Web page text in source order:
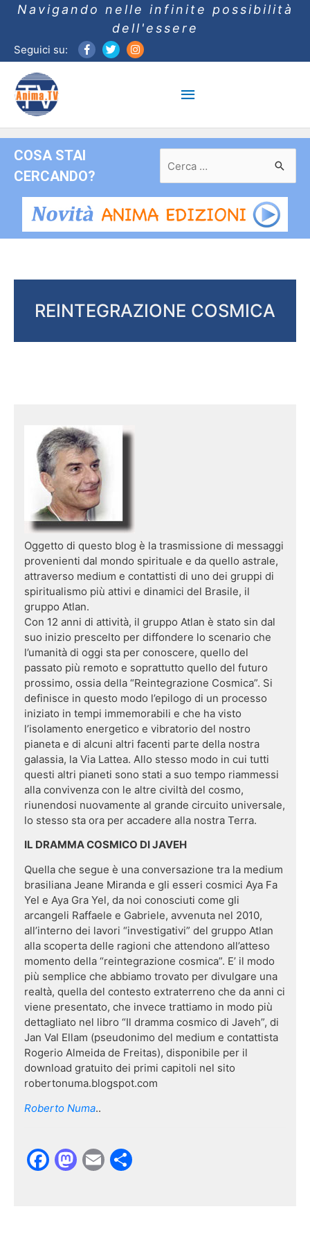
Navigando nelle infinite possibilità
dell'essere
Seguici su:
Menu
principale
COSA STAI
CERCANDO?
per:
REINTEGRAZIONE COSMICA
Oggetto di questo blog è la trasmissione di messaggi
provenienti dal mondo spirituale e da quello astrale,
attraverso medium e contattisti di uno dei gruppi di
spiritualismo più attivi e dinamici del Brasile, il
gruppo Atlan.
Con 12 anni di attività, il gruppo Atlan è stato sin dal
suo inizio prescelto per diffondere lo scenario che
l’umanità di oggi sta per conoscere, quello del
passato più remoto e soprattutto quello del futuro
prossimo, ossia della “Reintegrazione Cosmica”. Si
definisce in questo modo l’epilogo di un processo
iniziato in tempi immemorabili e che ha visto
l’isolamento energetico e vibratorio del nostro
pianeta e di alcuni altri facenti parte della nostra
galassia, la Via Lattea. Allo stesso modo in cui tutti
questi altri pianeti sono stati a suo tempo riammessi
alla convivenza con le altre civiltà del cosmo,
riunendosi nuovamente al grande circuito universale,
lo stesso sta ora per accadere alla nostra Terra.
IL DRAMMA COSMICO DI JAVEH
Quella che segue è una conversazione tra la medium
brasiliana Jeane Miranda e gli esseri cosmici Aya Fa
Yel e Aya Gra Yel, da noi conosciuti come gli
arcangeli Raffaele e Gabriele, avvenuta nel 2010,
all’interno dei lavori “investigativi” del gruppo Atlan
alla scoperta delle ragioni che attendono all’atteso
momento della “reintegrazione cosmica”. E’ il modo
più semplice che abbiamo trovato per divulgare una
realtà, quella del contesto extraterreno che da anni ci
viene presentato, che invece trattiamo in modo più
dettagliato nel libro “Il dramma cosmico di Javeh”, di
Jan Val Ellam (pseudonimo del medium e contattista
Rogerio Almeida de Freitas), disponibile per il
download gratuito dei primi capitoli nel sito
robertonuma.blogspot.com
Roberto Numa..
Facebook
Mastodon
Email